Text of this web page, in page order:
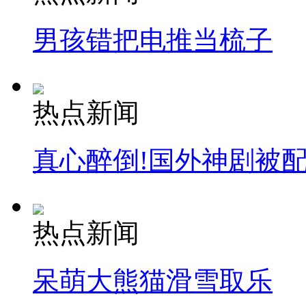
男孩错把电推当梳子
热点新闻
真心醉倒!国外神剧被
热点新闻
呆萌大熊猫滑雪取乐